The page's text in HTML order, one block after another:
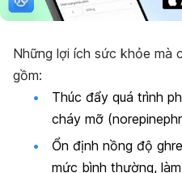
Những lợi ích sức khỏe mà
gồm:
Thúc đẩy quá trình
cháy mỡ
Ổn định nồng độ
mức bình thường,